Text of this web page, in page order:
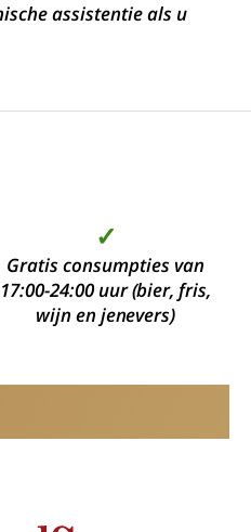
assistentie als u
✓
Gratis consumpties van
17:00-24:00 uur (bier, fris,
wijn en jenevers)